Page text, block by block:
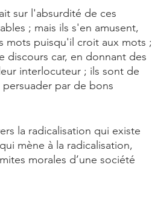
sur l'absurdité de ces
; mais ils s'en amusent,
mots puisqu'il croit aux mots ;
discours car, en donnant des
interlocuteur ; ils sont de
par de bons
la radicalisation qui existe
mène à la radicalisation,
morales d’une société